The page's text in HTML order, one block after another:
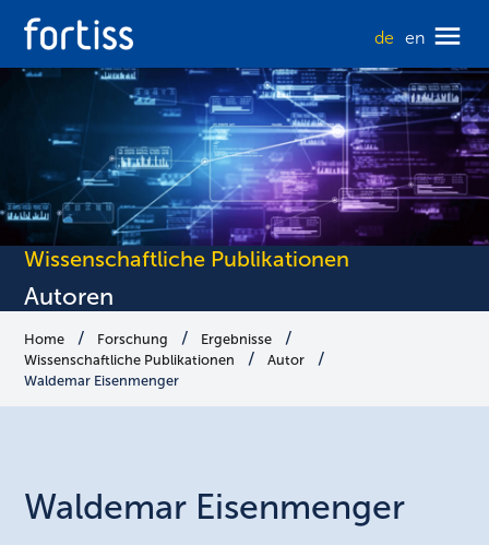
de en
Wissenschaftliche Publikationen
Autoren
Home Forschung
Ergebnisse
Wissenschaftliche Publikationen
Autor
Waldemar Eisenmenger
Waldemar Eisenmenger